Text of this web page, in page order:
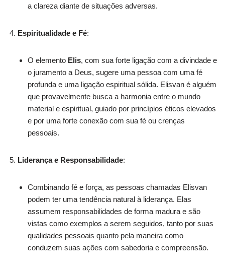
a clareza diante de situações adversas.
Espiritualidade e Fé:
O elemento Elis, com sua forte ligação com a divindade e
o juramento a Deus, sugere uma pessoa com uma fé
profunda e uma ligação espiritual sólida. Elisvan é alguém
que provavelmente busca a harmonia entre o mundo
material e espiritual, guiado por princípios éticos elevados
e por uma forte conexão com sua fé ou crenças
pessoais.
Liderança e Responsabilidade:
Combinando fé e força, as pessoas chamadas Elisvan
podem ter uma tendência natural à liderança. Elas
assumem responsabilidades de forma madura e são
vistas como exemplos a serem seguidos, tanto por suas
qualidades pessoais quanto pela maneira como
conduzem suas ações com sabedoria e compreensão.